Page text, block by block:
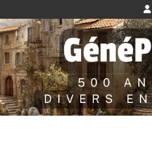
Aller
au
contenu
GénéProvence
500 ans de faits divers en Provence